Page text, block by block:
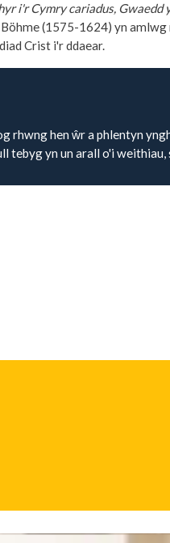
i'r Cymry cariadus, Gwaedd
(1575-1624) yn
Crist i'r ddaear.
hen ŵr a phlentyn
tebyg yn un arall o'i weithiau,